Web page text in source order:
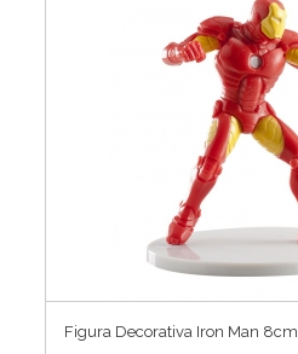
Figura Decorativa Iron Man 8cm